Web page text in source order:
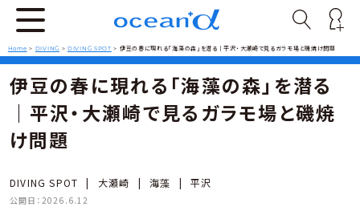
Home > DIVING >DIVING SPOT > 伊豆の春に現れる「海藻の森」を潜る｜平沢・大瀬崎で見るガラモ場と磯焼け問題
伊豆の春に現れる「海藻の森」を潜る
｜平沢・大瀬崎で見るガラモ場と磯焼
け問題
DIVING SPOT | 大瀬崎 | 海藻 | 平沢
公開日： 2026.6.12